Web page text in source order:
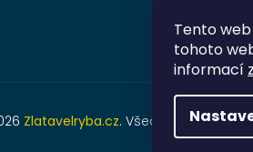
Tento
tohoto
informací
Zlatavelryba.cz. Všechna práva